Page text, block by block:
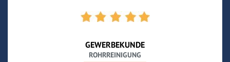
GEWERBEKUNDE
ROHRREINIGUNG